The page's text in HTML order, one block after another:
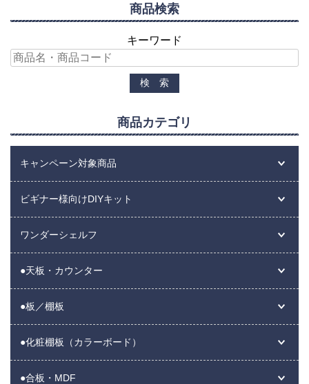
商品検索
キーワード
商品カテゴリ
キャンペーン対象商品
ビギナー様向けDIYキット
ワンダーシェルフ
●天板・カウンター
●板／棚板
●化粧棚板（カラーボード）
●合板・MDF